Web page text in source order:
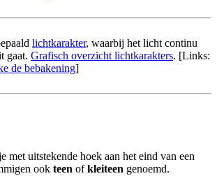
lichtkarakter, waarbij het licht continu
gaat. Grafisch overzicht lichtkarakters. [Links:
de bebakening]
met uitstekende hoek aan het eind van een
ook teen ofkleiteen genoemd.